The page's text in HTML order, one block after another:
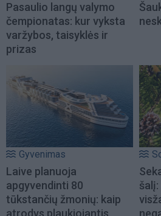
Pasaulio langų valymo
čempionatas: kur vyksta
varžybos, taisyklės ir
prizas
Gyvenimas
Laive planuoja
apgyvendinti 80
tūkstančių žmonių: kaip
atrodys plaukiojantis